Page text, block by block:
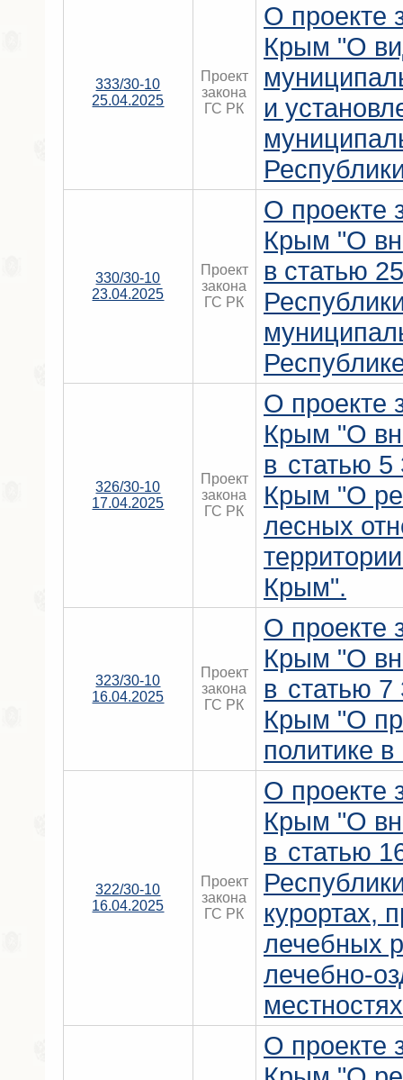
333/30-10
25.04.2025
Проект
закона
ГС РК
О проекте
Крым "О
и
330/30-10
23.04.2025
Проект
закона
ГС РК
О проекте
Крым "О
в статью
326/30-10
17.04.2025
Проект
закона
ГС РК
О проекте
Крым "О
в статью 5
Крым "О
лесных
Крым".
323/30-10
16.04.2025
Проект
закона
ГС РК
О проекте
Крым "О
в статью 7
Крым "О
политике
322/30-10
16.04.2025
Проект
закона
ГС РК
О проекте
Крым "О
в статью
курортах,
лечебных
лечебно-
О проекте